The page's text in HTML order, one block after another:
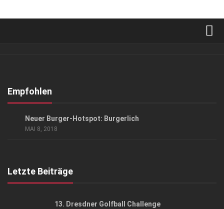
Kontakt, Impressum
Empfohlen
Neuer Burger-Hotspot: Burgerlich
MAI 8, 2018
Letzte Beiträge
13. Dresdner Golfball Challenge